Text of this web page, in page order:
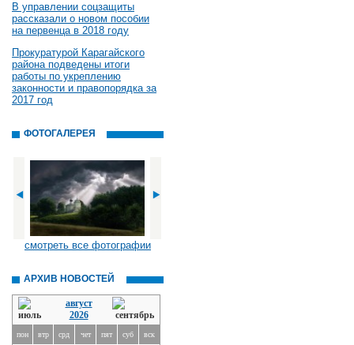
В управлении соцзащиты
рассказали о новом пособии
на первенца в 2018 году
Прокуратурой Карагайского
района подведены итоги
работы по укреплению
законности и правопорядка за
2017 год
ФОТОГАЛЕРЕЯ
смотреть все фотографии
АРХИВ НОВОСТЕЙ
август
2026
пон втр срд чет пят суб вск